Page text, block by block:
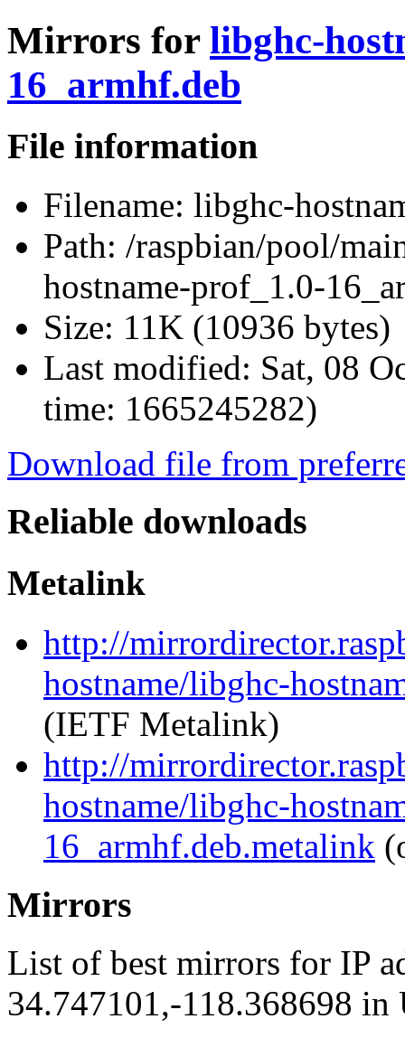
Mirrors for libghc-
16_armhf.deb
File information
Filename: libghc-
Path: /raspbian/pool/
hostname-prof_1.0-
Size: 11K (10936 bytes)
Last modified: Sat, 08
time: 1665245282)
Download file from
Reliable downloads
Metalink
http://
hostname/libghc-
(IETF Metalink)
http://
hostname/libghc-
16_armhf.deb.metalink
Mirrors
List of best mirrors for IP
34.747101,-118.368698 in